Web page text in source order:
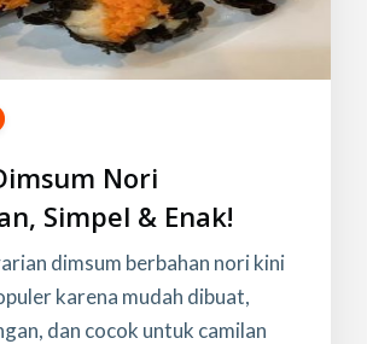
Nori
Simpel & Enak!
dimsum berbahan nori kini
karena mudah dibuat,
dan cocok untuk camilan